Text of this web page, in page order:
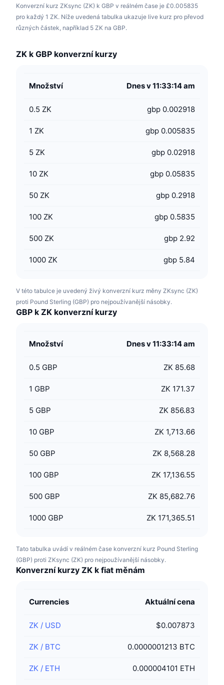
Konverzní kurz ZKsync (ZK) k GBP v reálném čase je £0.005835
pro každý 1 ZK. Níže uvedená tabulka ukazuje live kurz pro převod
různých částek, například 5 ZK na GBP.
ZK k GBP konverzní kurzy
Množství Dnes v 11:33:14 am
0.5 ZK gbp 0.002918
1 ZK gbp 0.005835
5 ZK gbp 0.02918
10 ZK gbp 0.05835
50 ZK gbp 0.2918
100 ZK gbp 0.5835
500 ZK gbp 2.92
1000 ZK gbp 5.84
V této tabulce je uvedený živý konverzní kurz měny ZKsync (ZK)
proti Pound Sterling (GBP) pro nejpoužívanější násobky.
GBP k ZK konverzní kurzy
Množství Dnes v 11:33:14 am
0.5 GBP ZK 85.68
1 GBP ZK 171.37
5 GBP ZK 856.83
10 GBP ZK 1,713.66
50 GBP ZK 8,568.28
100 GBP ZK 17,136.55
500 GBP ZK 85,682.76
1000 GBP ZK 171,365.51
Tato tabulka uvádí v reálném čase konverzní kurz Pound Sterling
(GBP) proti ZKsync (ZK) pro nejpoužívanější násobky.
Konverzní kurzy ZK k fiat měnám
Currencies Aktuální cena
ZK / USD $0.007873
ZK / BTC 0.0000001213 BTC
ZK / ETH 0.000004101 ETH